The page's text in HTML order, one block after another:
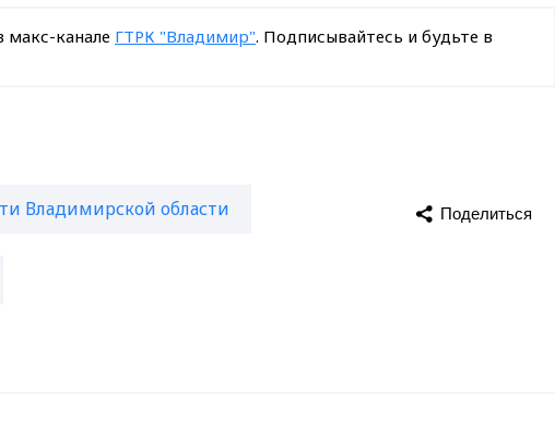
макс-канале ГТРК "Владимир". Подписывайтесь и будьте в
Владимирской области Поделиться